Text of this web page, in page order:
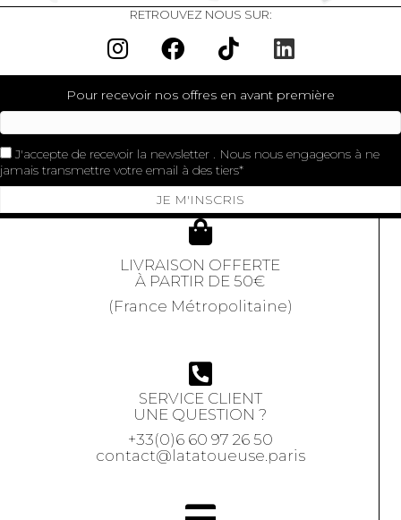
RETROUVEZ NOUS SUR:
Pour recevoir nos offres en avant première
J'accepte de recevoir la newsletter . Nous nous engageons à ne
jamais transmettre votre email à des tiers
JE M'INSCRIS
LIVRAISON OFFERTE
À PARTIR DE 50€
(France Métropolitaine)
SERVICE CLIENT
UNE QUESTION ?
+33(0)6 60 97 26 50
contact@latatoueuse.paris